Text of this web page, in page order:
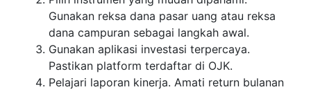
Gunakan reksa dana pasar uang atau reksa
dana campuran sebagai langkah awal.
Gunakan aplikasi investasi terpercaya.
Pastikan platform terdaftar di OJK.
Pelajari laporan kinerja. Amati return bulanan